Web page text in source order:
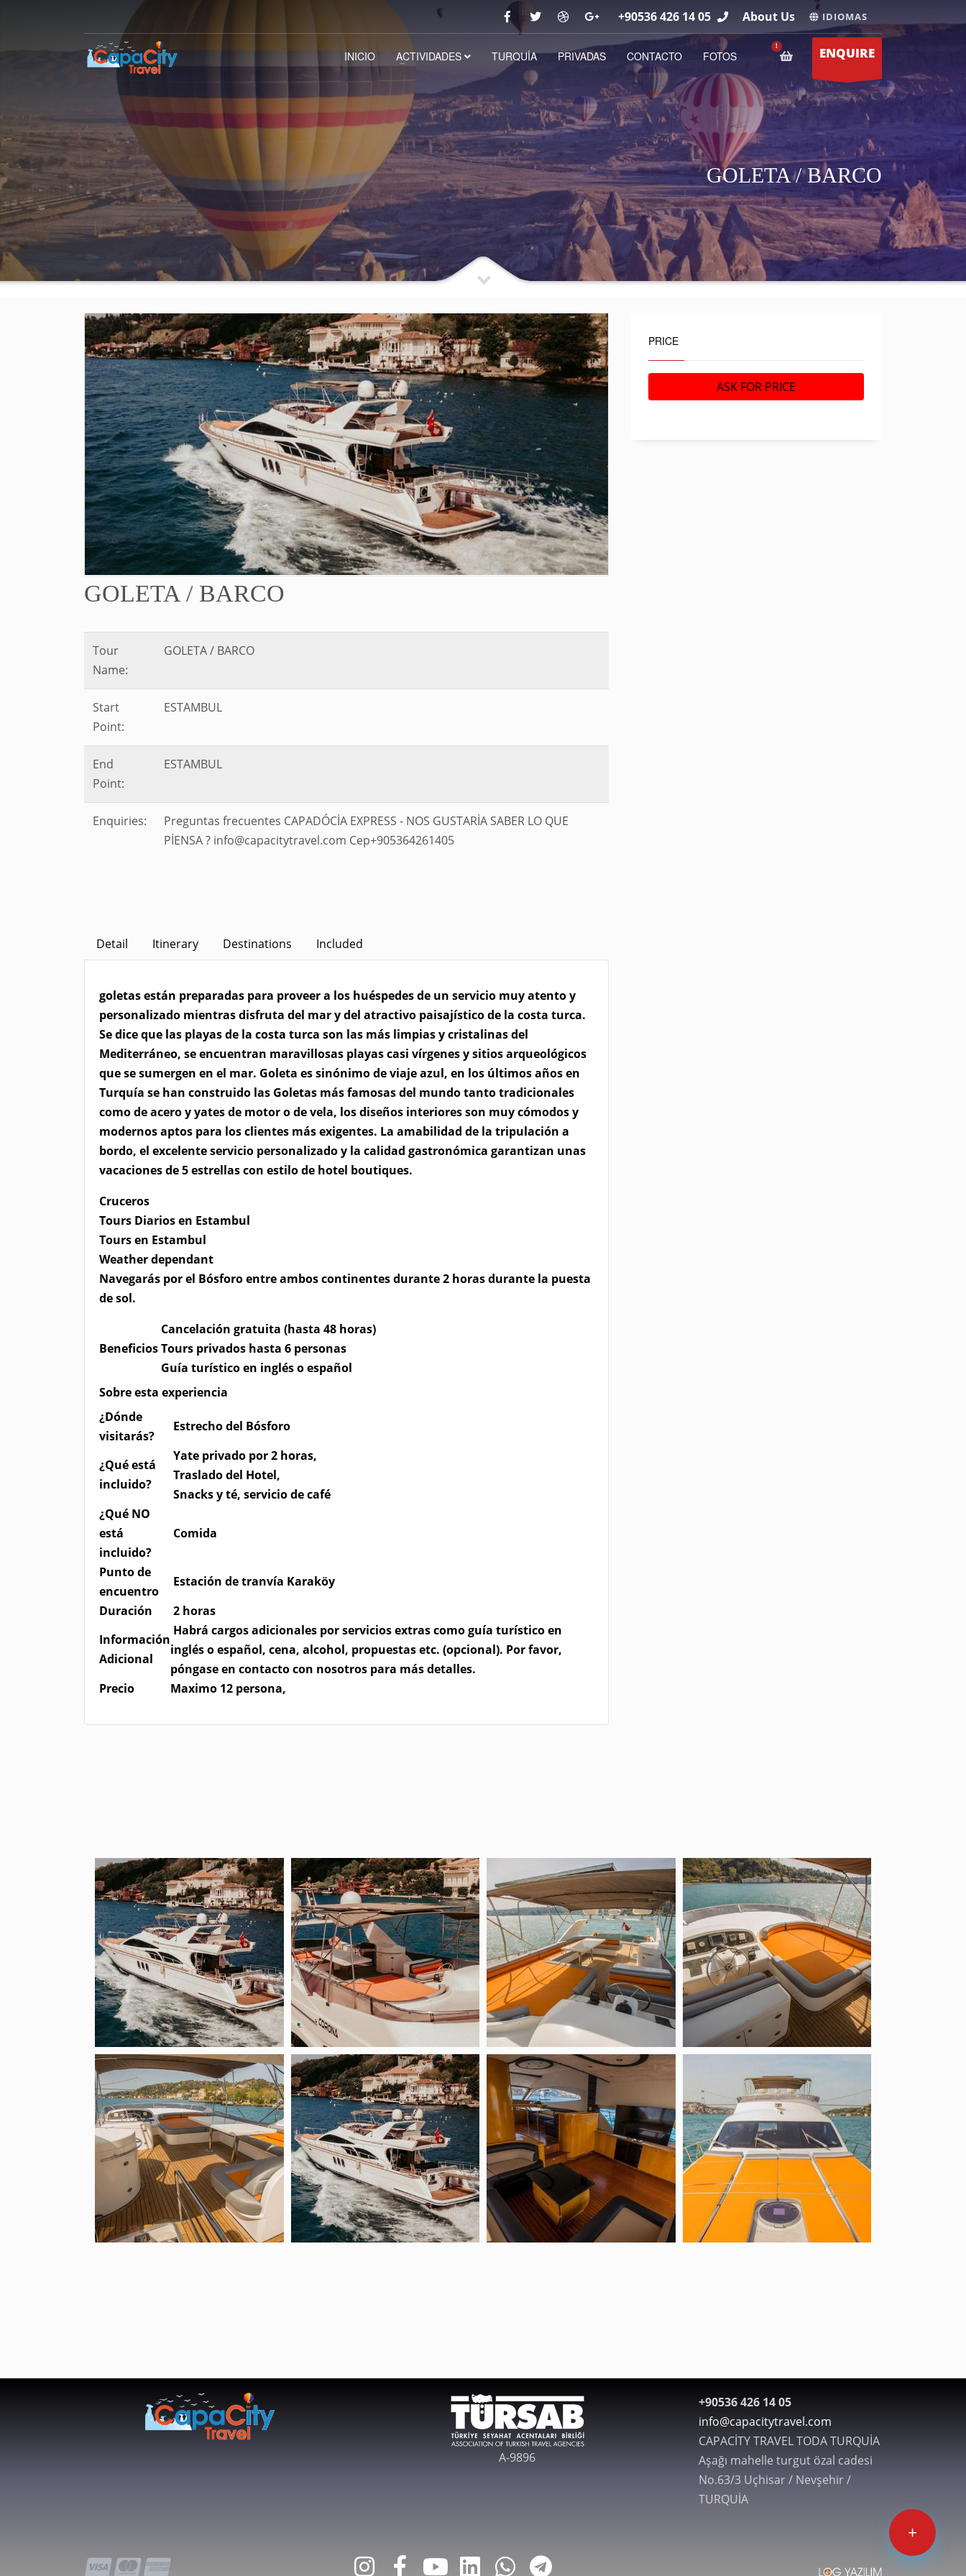
+90536 426 14 05 About Us IDIOMAS
INICIO ACTIVIDADES TURQUİA PRIVADAS CONTACTO FOTOS ENQUIRE
GOLETA / BARCO
GOLETA / BARCO
Tour
Name:
GOLETA / BARCO
Start
Point:
ESTAMBUL
End
Point:
ESTAMBUL
Enquiries:
Preguntas frecuentes CAPADÓCİA EXPRESS - NOS GUSTARİA SABER LO QUE
PİENSA ? info@capacitytravel.com Cep+905364261405
Detail Itinerary Destinations Included
goletas están preparadas para proveer a los huéspedes de un servicio muy atento y
personalizado mientras disfruta del mar y del atractivo paisajístico de la costa turca.
Se dice que las playas de la costa turca son las más limpias y cristalinas del
Mediterráneo, se encuentran maravillosas playas casi vírgenes y sitios arqueológicos
que se sumergen en el mar. Goleta es sinónimo de viaje azul, en los últimos años en
Turquía se han construido las Goletas más famosas del mundo tanto tradicionales
como de acero y yates de motor o de vela, los diseños interiores son muy cómodos y
modernos aptos para los clientes más exigentes. La amabilidad de la tripulación a
bordo, el excelente servicio personalizado y la calidad gastronómica garantizan unas
vacaciones de 5 estrellas con estilo de hotel boutiques.
Cruceros
Tours Diarios en Estambul
Tours en Estambul
Weather dependant
Navegarás por el Bósforo entre ambos continentes durante 2 horas durante la puesta
de sol.
Beneficios
Cancelación gratuita (hasta 48 horas)
Tours privados hasta 6 personas
Guía turístico en inglés o español
Sobre esta experiencia
¿Dónde
visitarás?
Estrecho del Bósforo
¿Qué está
incluido?
Yate privado por 2 horas,
Traslado del Hotel,
Snacks y té, servicio de café
¿Qué NO
está
incluido?
Comida
Punto de
encuentro
Estación de tranvía Karaköy
Duración
2 horas
Información
Adicional
Habrá cargos adicionales por servicios extras como guía turístico en
inglés o español, cena, alcohol, propuestas etc. (opcional). Por favor,
póngase en contacto con nosotros para más detalles.
Precio
Maximo 12 persona,
PRICE
ASK FOR PRICE
A-9896
+90536 426 14 05
info@capacitytravel.com
CAPACİTY TRAVEL TODA TURQUİA
Aşağı mahelle turgut özal cadesi
No.63/3 Uçhisar / Nevşehir /
TURQUİA
+